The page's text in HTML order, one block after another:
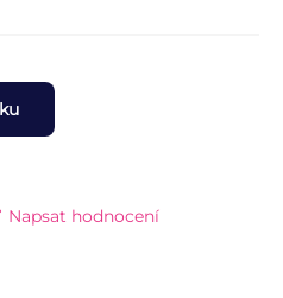
Napsat hodnocení